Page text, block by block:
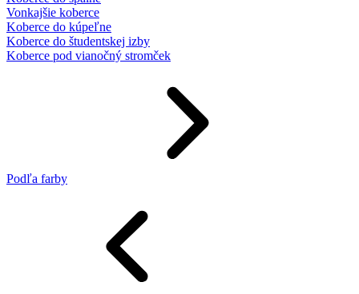
Vonkajšie koberce
Koberce do kúpeľne
Koberce do študentskej izby
Koberce pod vianočný stromček
Podľa farby